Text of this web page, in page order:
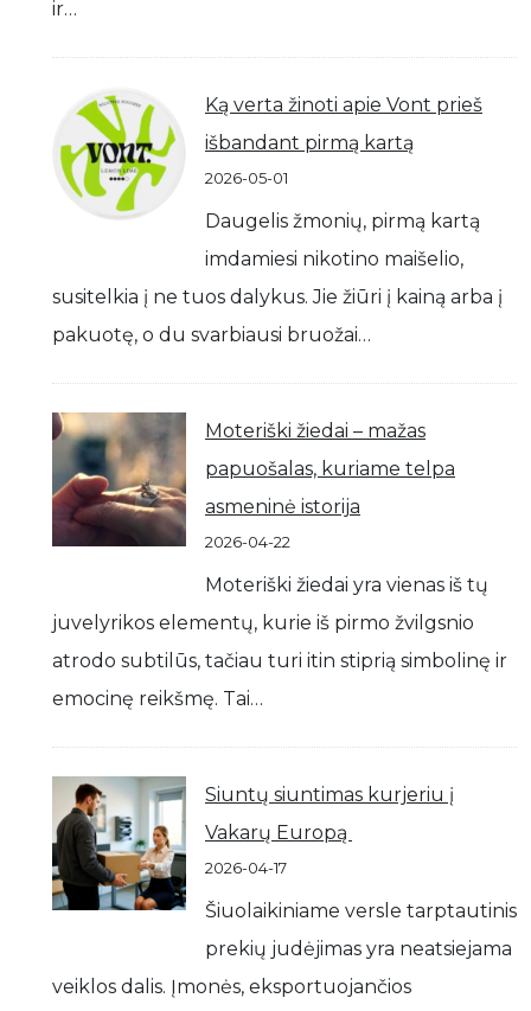
ir…
Ką verta žinoti apie Vont prieš
išbandant pirmą kartą
2026-05-01
Daugelis žmonių, pirmą kartą
imdamiesi nikotino maišelio,
susitelkia į ne tuos dalykus. Jie žiūri į kainą arba į
pakuotę, o du svarbiausi bruožai…
Moteriški žiedai – mažas
papuošalas, kuriame telpa
asmeninė istorija
2026-04-22
Moteriški žiedai yra vienas iš tų
juvelyrikos elementų, kurie iš pirmo žvilgsnio
atrodo subtilūs, tačiau turi itin stiprią simbolinę ir
emocinę reikšmę. Tai…
Siuntų siuntimas kurjeriu į
Vakarų Europą
2026-04-17
Šiuolaikiniame versle tarptautinis
prekių judėjimas yra neatsiejama
veiklos dalis. Įmonės, eksportuojančios